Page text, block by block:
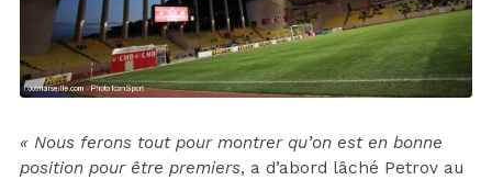
« Nous ferons tout pour montrer qu’on est en bonne
position pour être premiers, a d’abord lâché Petrov au